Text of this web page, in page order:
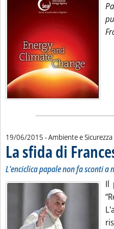
19/06/2015 - Ambiente e Sicurezza
La sfida di
L'enciclica papale non fa sconti a
Il